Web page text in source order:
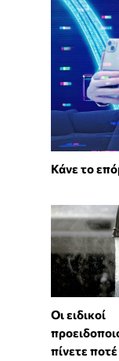
Κάνε το
Οι ειδικοί
πίνετε